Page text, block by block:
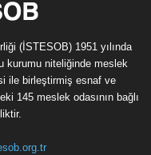
(İSTESOB) 1951 yılında
kurumu niteliğinde meslek
ile birleştirmiş esnaf ve
145 meslek odasının bağlı